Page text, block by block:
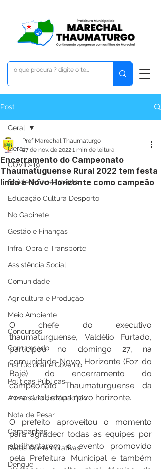
Post
Geral
COVID-19
Saúde e Saneamento
Educação Cultura Desporto
No Gabinete
Gestão e Finanças
Infra, Obra e Transporte
Assistência Social
Comunidade
Agricultura e Produção
Meio Ambiente
Concursos
Comunicado
Institucional e Governo
Políticas Públicas
Aniversário do Município
Nota de Pesar
Campanhas
Datas Comemorativas
Dengue
Geral
Encerramento do Campeonato
Thaumatuguense Rural 2022 tem festa
linda e Novo Horizonte como campeão
Pref Marechal Thaumaturgo
27 de nov. de 20221 min de leitura
O chefe do executivo
thaumaturguense, Valdélio Furtado,
participou no domingo 27, na
comunidade Novo Horizonte (Foz do
Bajé) do encerramento do
campeonato Thaumaturguense da
zona rural, etapa novo horizonte.
O prefeito aproveitou o momento
para agradecr todas as equipes por
abrilhantarem o evento promovido
pela Prefeitura Municipal e também